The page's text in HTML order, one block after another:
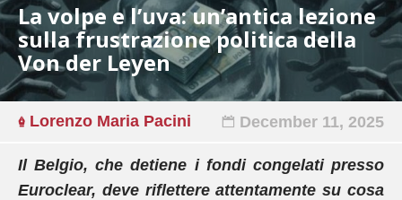
La volpe e l’uva: un’antica lezione
sulla frustrazione politica della
Von der Leyen
Lorenzo Maria Pacini December 11, 2025
Il Belgio, che detiene i fondi congelati presso
Euroclear, deve riflettere attentamente su cosa